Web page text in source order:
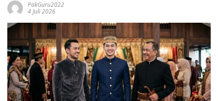
PakGuru2022
4 Juli 2026